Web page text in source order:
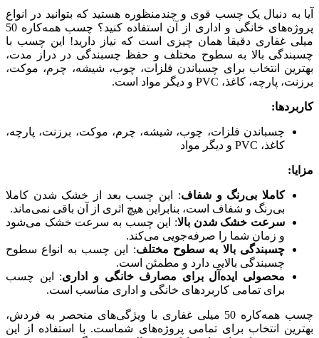
آیا به دنبال یک چسب قوی و چندمنظوره هستید که بتوانید در انواع
پروژه‌های خانگی و اداری از آن استفاده کنید؟ چسب همه‌کاره 50
میلی غفاری دقیقا همان چیزی است که نیاز دارید! این چسب با
چسبندگی بالا به سطوح مختلف و حفظ چسبندگی در دراز مدت،
بهترین انتخاب برای چسباندن فلزات، چوب، شیشه، چرم، موکت،
برزنت، پارچه، کاغذ، PVC و دیگر مواد است.
کاربردها:
چسباندن فلزات، چوب، شیشه، چرم، موکت، برزنت، پارچه،
کاغذ، PVC و دیگر مواد
مزایا:
کاملا بی‌رنگ و شفاف: این چسب بعد از خشک شدن کاملا
بی‌رنگ و شفاف است، بنابراین هیچ اثری از آن باقی نمی‌ماند.
سرعت خشک شدن بالا: این چسب به سرعت خشک می‌شود
و زمان شما را صرفه‌جویی می‌کند.
چسبندگی بالا به سطوح مختلف: این چسب به انواع سطوح
چسبندگی بالایی دارد و مطمئن است.
محصولی ایده‌آل برای مصارف خانگی و اداری: این چسب
برای تمامی کاربردهای خانگی و اداری مناسب است.
چسب همه‌کاره 50 میلی غفاری با ویژگی‌های منحصر به فردش،
بهترین انتخاب برای تمامی پروژه‌های شماست. با استفاده از این